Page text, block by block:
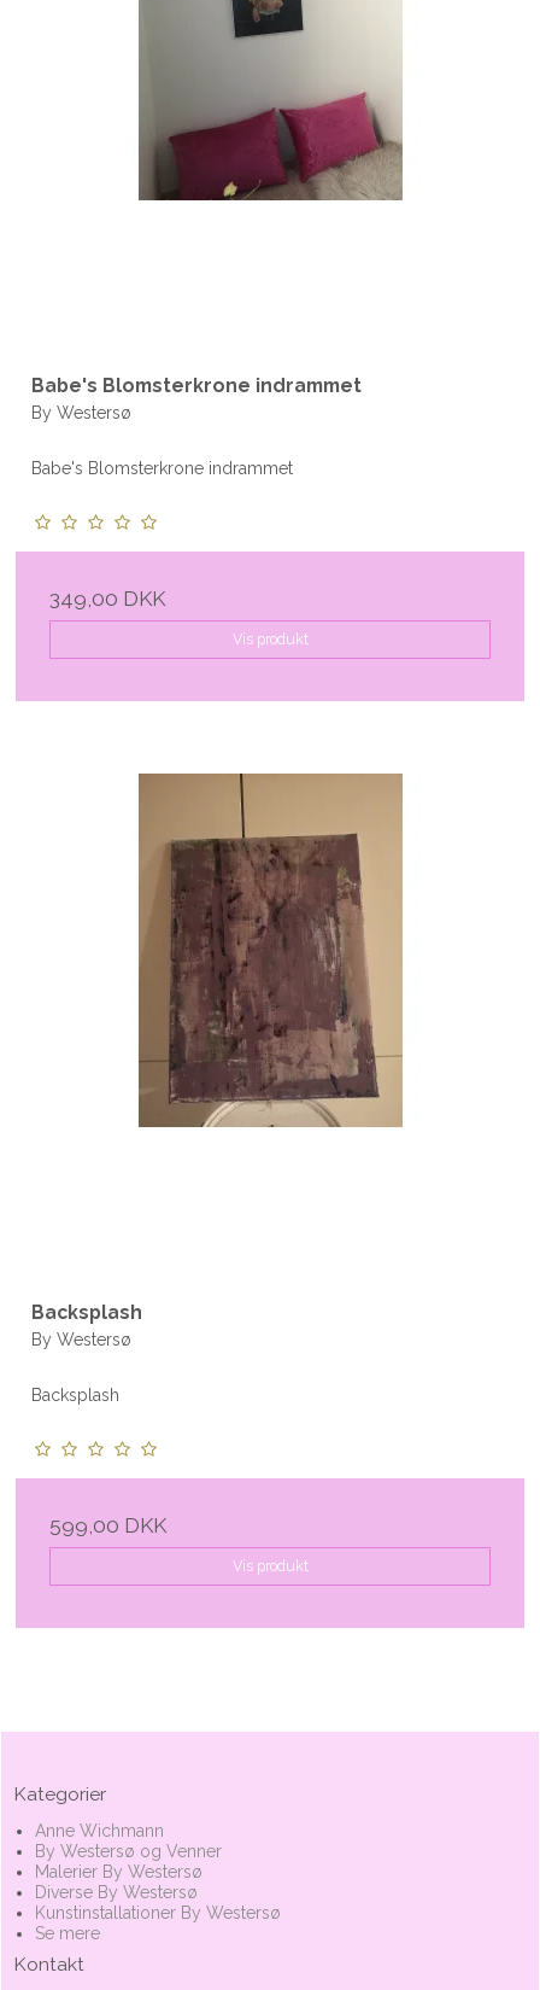
Babe's Blomsterkrone indrammet
By Westersø
Babe's Blomsterkrone indrammet
349,00 DKK
Vis produkt
Backsplash
By Westersø
Backsplash
599,00 DKK
Vis produkt
Kategorier
Anne Wichmann
By Westersø og Venner
Malerier By Westersø
Diverse By Westersø
Kunstinstallationer By Westersø
Se mere
Kontakt